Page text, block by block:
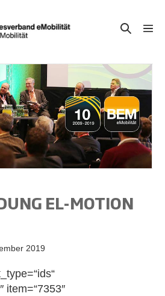
Suche-
EL-MOTION
2019
item=“7353″